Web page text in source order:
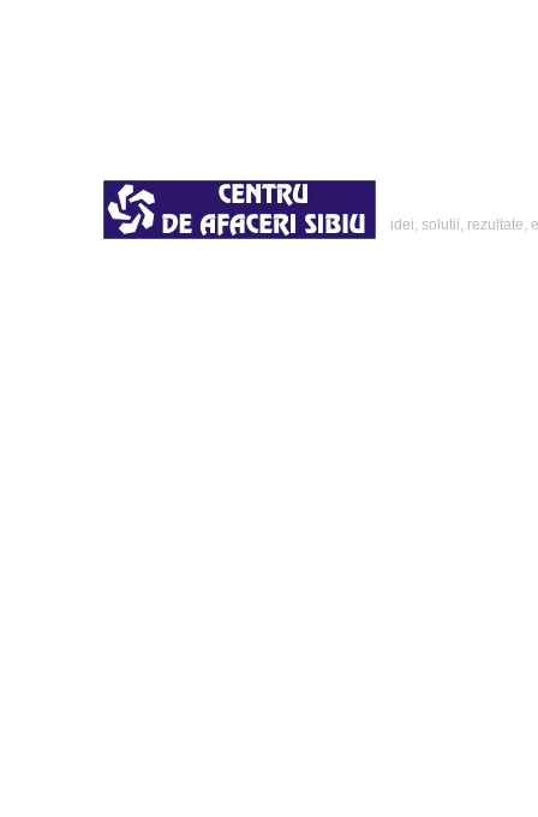
idei, solutii, rezultate,